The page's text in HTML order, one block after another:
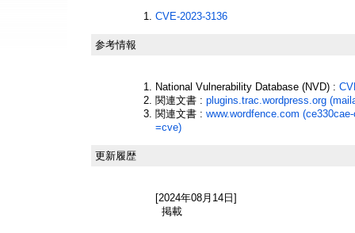
CVE-2023-3136
参考情報
National Vulnerability Database (NVD) :
関連文書 : plugins.trac.wordpress.org
関連文書 : www.wordfence.com
=cve)
更新履歴
[2024年08月14日]
掲載